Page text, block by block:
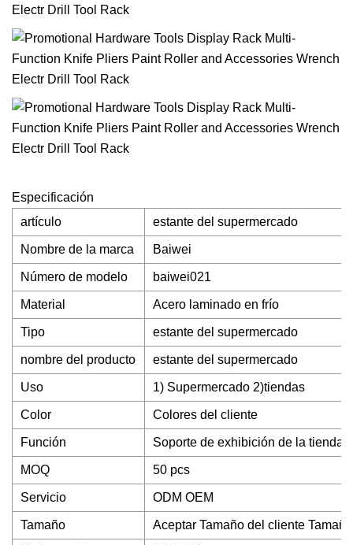
Especificación
artículo
estante del supermercado
Nombre de la marca Baiwei
Número de modelo baiwei021
Material Acero laminado en frío
Tipo estante del supermercado
nombre del producto estante del supermercado
Uso 1) Supermercado 2)tiendas
Color Colores del cliente
Función Soporte de exhibición de la tienda
MOQ 50 pcs
Servicio ODM OEM
Tamaño Aceptar Tamaño del cliente